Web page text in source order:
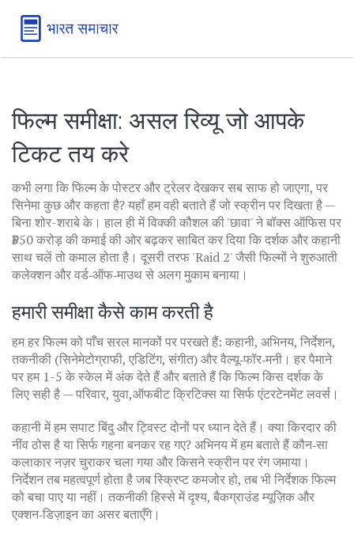
फिल्म समीक्षा: असल रिव्यू जो आपके
टिकट तय करे
कभी लगा कि फिल्म के पोस्टर और ट्रेलर देखकर सब साफ हो जाएगा, पर
सिनेमा कुछ और कहता है? यहाँ हम वही बताते हैं जो स्क्रीन पर दिखता है —
बिना शोर-शराबे के। हाल ही में विक्की कौशल की 'छावा' ने बॉक्स ऑफिस पर
₹350 करोड़ की कमाई की ओर बढ़कर साबित कर दिया कि दर्शक और कहानी
साथ चलें तो कमाल होता है। दूसरी तरफ 'Raid 2' जैसी फिल्मों ने शुरुआती
कलेक्शन और वर्ड‑ऑफ‑माउथ से अलग मुकाम बनाया।
हमारी समीक्षा कैसे काम करती है
हम हर फिल्म को पाँच सरल मानकों पर परखते हैं: कहानी, अभिनय, निर्देशन,
तकनीकी (सिनेमेटोग्राफी, एडिटिंग, संगीत) और वैल्यू‑फॉर‑मनी। हर पैमाने
पर हम 1-5 के स्केल में अंक देते हैं और बताते हैं कि फिल्म किस दर्शक के
लिए सही है — परिवार, युवा,ऑफबीट क्रिटिक्स या सिर्फ एंटरटेनमेंट लवर्स।
कहानी में हम सपाट बिंदु और ट्विस्ट दोनों पर ध्यान देते हैं। क्या किरदार की
नींव ठोस है या सिर्फ गहना बनकर रह गए? अभिनय में हम बताते हैं कौन‑सा
कलाकार नज़र चुराकर चला गया और किसने स्क्रीन पर रंग जमाया।
निर्देशन तब महत्वपूर्ण होता है जब स्क्रिप्ट कमजोर हो, तब भी निर्देशक फिल्म
को बचा पाए या नहीं। तकनीकी हिस्से में दृश्य, बैकग्राउंड म्यूज़िक और
एक्शन‑डिज़ाइन का असर बताएँगे।